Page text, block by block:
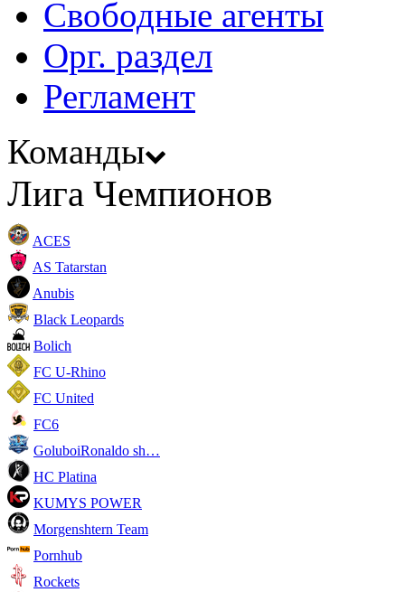
Свободные агенты
Орг. раздел
Регламент
Команды
Лига Чемпионов
ACES
AS Tatarstan
Anubis
Black Leopards
Bolich
FC U-Rhino
FC United
FC6
GoluboiRonaldo sh…
HC Platina
KUMYS POWER
Morgenshtern Team
Pornhub
Rockets